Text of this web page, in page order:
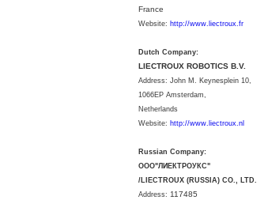
France
Website: http://www.liectroux.fr
Dutch Company:
LIECTROUX ROBOTICS B.V.
Address: John M. Keynesplein 10,
1066EP Amsterdam,
Netherlands
Website: http://www.liectroux.nl
Russian Company:
ООО"ЛИЕКТРОУКС"
/LIECTROUX (RUSSIA) CO., LTD.
Address: 117485